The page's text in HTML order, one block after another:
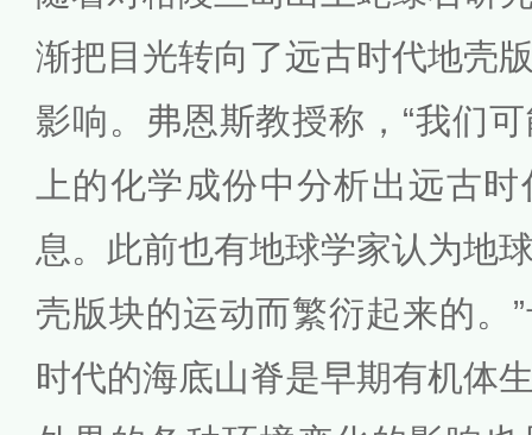
渐把目光转向了远古时代地壳
影响。弗恩斯教授称，“我们
上的化学成份中分析出远古
息。此前也有地球学家认为地
壳版块的运动而繁衍起来的。
时代的海底山脊是早期有机体